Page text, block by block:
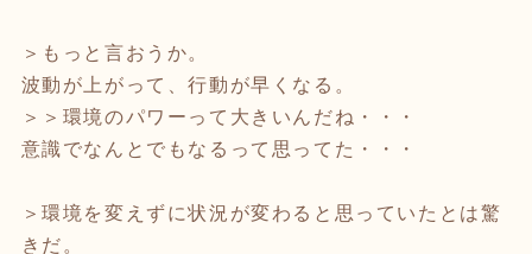
＞もっと言おうか。
波動が上がって、行動が早くなる。
＞＞環境のパワーって大きいんだね・・・
意識でなんとでもなるって思ってた・・・
＞環境を変えずに状況が変わると思っていたとは驚
きだ。